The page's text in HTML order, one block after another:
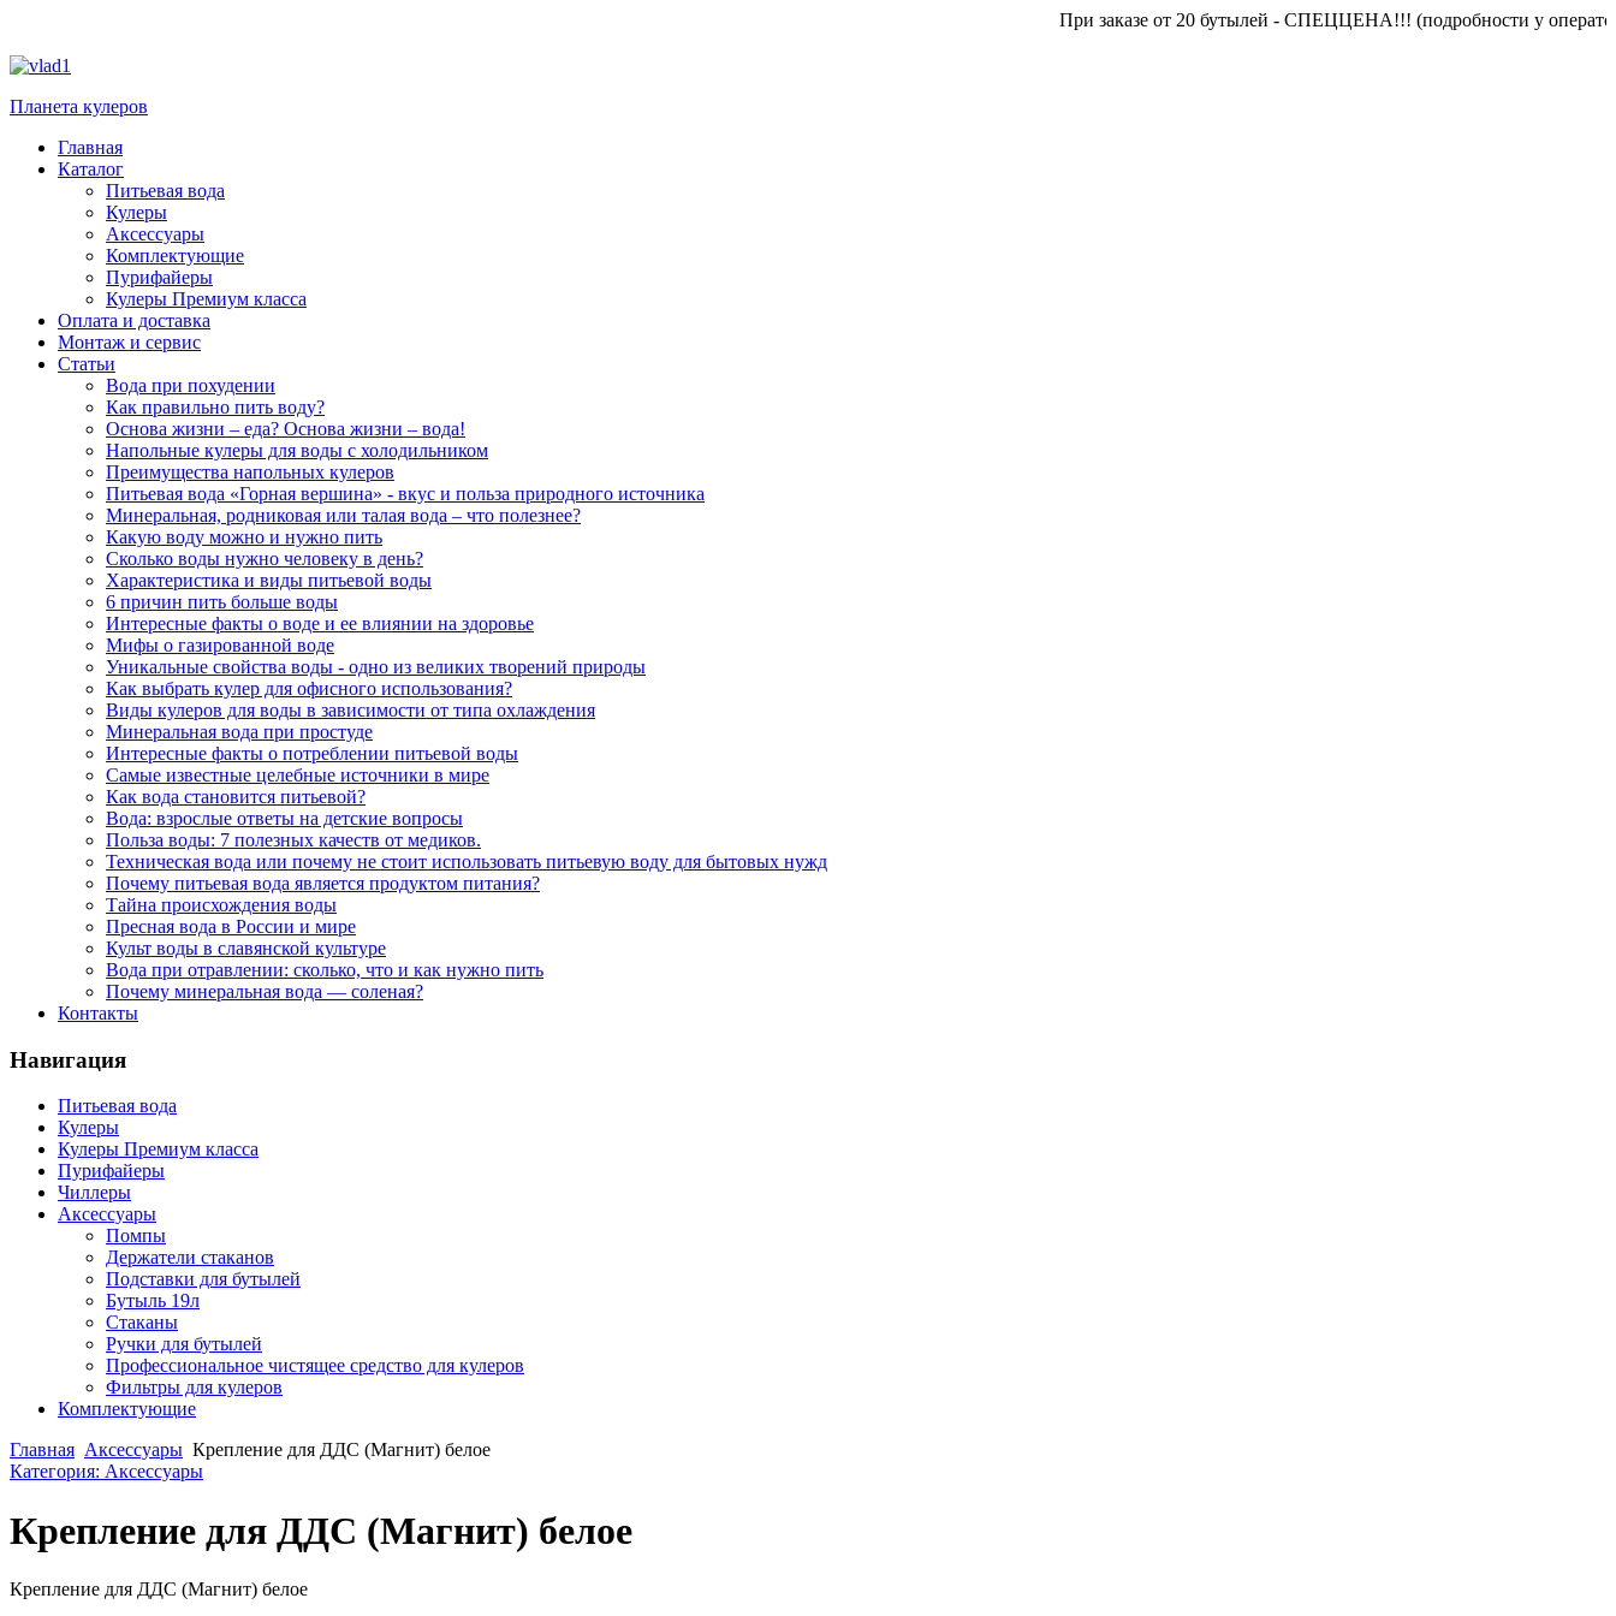
При заказе от 20 бутылей - СПЕЦЦЕНА!!! (подробности у оператора)
Планета кулеров
Главная
Каталог
Питьевая вода
Кулеры
Аксессуары
Комплектующие
Пурифайеры
Кулеры Премиум класса
Оплата и доставка
Монтаж и сервис
Статьи
Вода при похудении
Как правильно пить воду?
Основа жизни – еда? Основа жизни – вода!
Напольные кулеры для воды с холодильником
Преимущества напольных кулеров
Питьевая вода «Горная вершина» - вкус и польза природного источника
Минеральная, родниковая или талая вода – что полезнее?
Какую воду можно и нужно пить
Сколько воды нужно человеку в день?
Характеристика и виды питьевой воды
6 причин пить больше воды
Интересные факты о воде и ее влиянии на здоровье
Мифы о газированной воде
Уникальные свойства воды - одно из великих творений природы
Как выбрать кулер для офисного использования?
Виды кулеров для воды в зависимости от типа охлаждения
Минеральная вода при простуде
Интересные факты о потреблении питьевой воды
Самые известные целебные источники в мире
Как вода становится питьевой?
Вода: взрослые ответы на детские вопросы
Польза воды: 7 полезных качеств от медиков.
Техническая вода или почему не стоит использовать питьевую воду для бытовых нужд
Почему питьевая вода является продуктом питания?
Тайна происхождения воды
Пресная вода в России и мире
Культ воды в славянской культуре
Вода при отравлении: сколько, что и как нужно пить
Почему минеральная вода — соленая?
Контакты
Навигация
Питьевая вода
Кулеры
Кулеры Премиум класса
Пурифайеры
Чиллеры
Аксессуары
Помпы
Держатели стаканов
Подставки для бутылей
Бутыль 19л
Стаканы
Ручки для бутылей
Профессиональное чистящее средство для кулеров
Фильтры для кулеров
Комплектующие
Главная Аксессуары Крепление для ДДС (Магнит) белое
Категория: Аксессуары
Крепление для ДДС (Магнит) белое
Крепление для ДДС (Магнит) белое